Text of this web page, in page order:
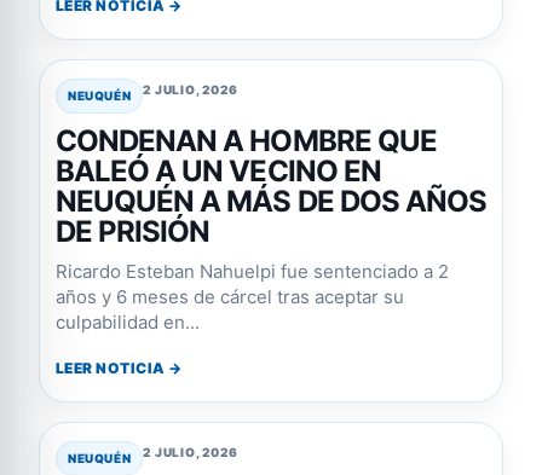
LEER NOTICIA →
NEUQUÉN 2 JULIO, 2026
CONDENAN A HOMBRE QUE
BALEÓ A UN VECINO EN
NEUQUÉN A MÁS DE DOS AÑOS
DE PRISIÓN
Ricardo Esteban Nahuelpi fue sentenciado a 2
años y 6 meses de cárcel tras aceptar su
culpabilidad en...
LEER NOTICIA →
NEUQUÉN 2 JULIO, 2026